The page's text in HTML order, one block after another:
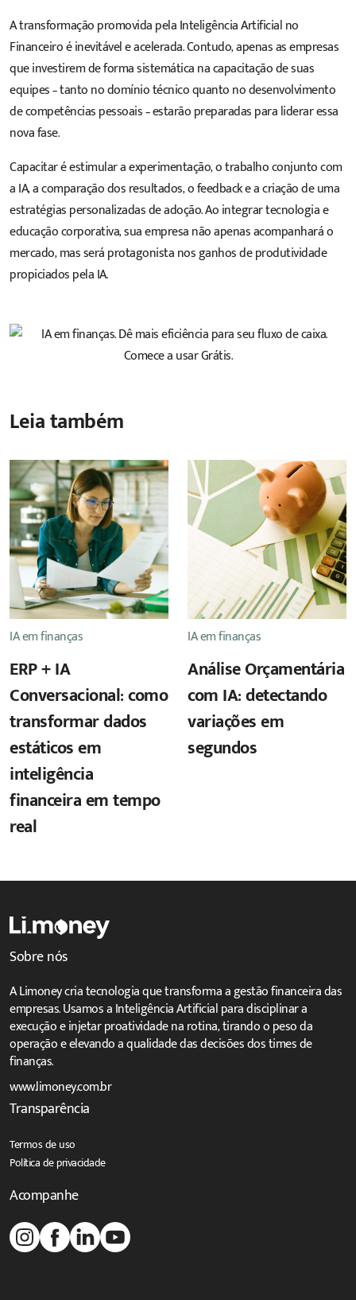
A transformação promovida pela Inteligência Artificial no
Financeiro é inevitável e acelerada. Contudo, apenas as empresas
que investirem de forma sistemática na capacitação de suas
equipes – tanto no domínio técnico quanto no desenvolvimento
de competências pessoais – estarão preparadas para liderar essa
nova fase.
Capacitar é estimular a experimentação, o trabalho conjunto com
a IA, a comparação dos resultados, o feedback e a criação de uma
estratégias personalizadas de adoção. Ao integrar tecnologia e
educação corporativa, sua empresa não apenas acompanhará o
mercado, mas será protagonista nos ganhos de produtividade
propiciados pela IA.
Leia também
IA em finanças
ERP + IA
Conversacional: como
transformar dados
estáticos em
inteligência
financeira em tempo
real
IA em finanças
Análise Orçamentária
com IA: detectando
variações em
segundos
Sobre nós
A Limoney cria tecnologia que transforma a gestão financeira das
empresas. Usamos a Inteligência Artificial para disciplinar a
execução e injetar proatividade na rotina, tirando o peso da
operação e elevando a qualidade das decisões dos times de
finanças.
www.limoney.com.br
Transparência
Termos de uso
Política de privacidade
Acompanhe